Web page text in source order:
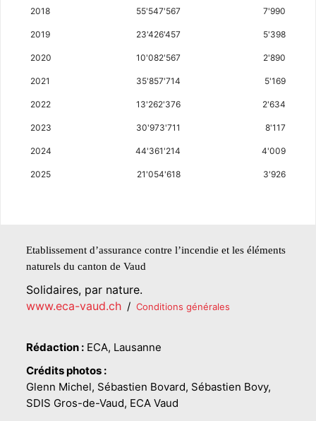
2018 55'547'567 7'990
2019 23'426'457 5'398
2020 10'082'567 2'890
2021 35'857'714 5'169
2022 13'262'376 2'634
2023 30'973'711 8'117
2024 44'361'214 4'009
2025 21'054'618 3'926
Etablissement d’assurance contre l’incendie et les éléments
naturels du canton de Vaud
Solidaires, par nature.
www.eca-vaud.ch / Conditions générales
Rédaction : ECA, Lausanne
Crédits photos :
Glenn Michel, Sébastien Bovard, Sébastien Bovy,
SDIS Gros-de-Vaud, ECA Vaud